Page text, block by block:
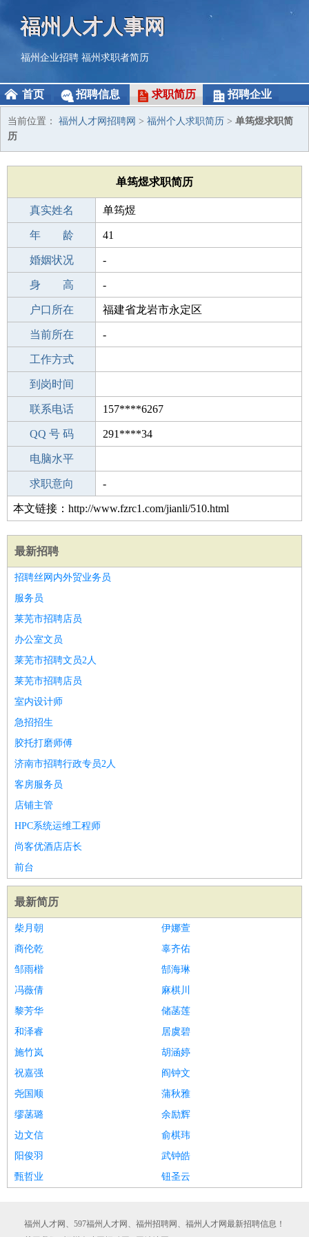
福州人才人事网
福州企业招聘 福州求职者简历
首页 招聘信息 求职简历 招聘企业
当前位置： 福州人才网招聘网 > 福州个人求职简历 > 单筠煜求职简
历
单筠煜求职简历
真实姓名 单筠煜
性 别 女
年 龄 41
出生年月 1985-11-23
婚姻状况 -
学 历 初中
身 高 -
毕业学校 重庆铁炉学校
户口所在 福建省龙岩市永定区
所学专业 -
当前所在 -
工作经验
工作方式
驾 照
到岗时间
期望月薪
联系电话 157****6267
手机号码 157****6267
QQ 号 码 291****34
微信号码
电脑水平
外语水平
求职意向 -
本文链接：http://www.fzrc1.com/jianli/510.html
最新招聘
招聘丝网内外贸业务员
服务员
莱芜市招聘店员
办公室文员
莱芜市招聘文员2人
莱芜市招聘店员
室内设计师
急招招生
胶托打磨师傅
济南市招聘行政专员2人
客房服务员
店铺主管
HPC系统运维工程师
尚客优酒店店长
前台
最新简历
柴月朝
伊娜萱
商伦乾
辜齐佑
邹雨楷
郜海琳
冯薇倩
麻棋川
黎芳华
储菡莲
和泽睿
居虞碧
施竹岚
胡涵婷
祝嘉强
阎钟文
尧国顺
蒲秋雅
缪菡璐
余励辉
边文信
俞棋玮
阳俊羽
武钟皓
甄哲业
钮圣云
福州人才网、597福州人才网、福州招聘网、福州人才网最新招聘信息！